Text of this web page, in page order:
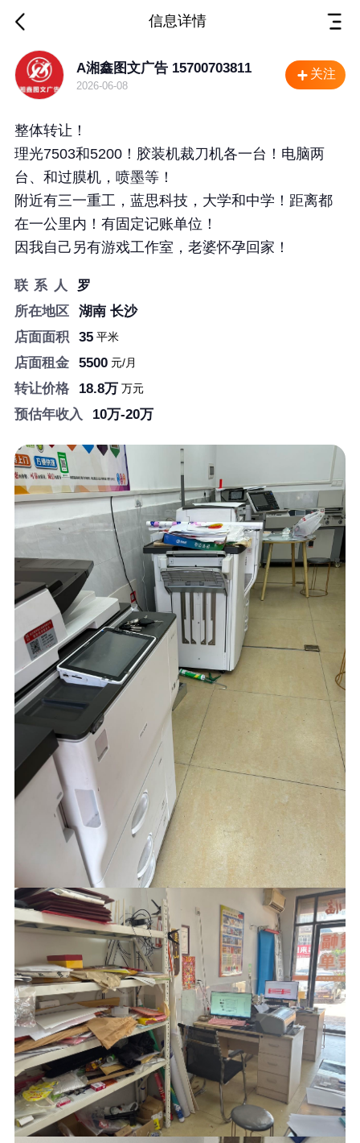
信息详情
湖南 长沙 店面转让
长沙县图文店转让
5500
转让价格 18.8万
预估年收入 10万-20万
洋溪信息港┃文印小镇┃
洋溪人才网┃快印人才网
┃—【官网】
洋溪信息港┃文印小镇┃洋溪人才网┃快印人
才网┃—【官网】
长按识别二维码看详情
A湘鑫图文广告 15700703811
2026-06-08
关注
整体转让！
理光7503和5200！胶装机裁刀机各一台！电脑两
台、和过膜机，喷墨等！
附近有三一重工，蓝思科技，大学和中学！距离都
在一公里内！有固定记账单位！
因我自己另有游戏工作室，老婆怀孕回家！
联 系 人
罗
所在地区
湖南 长沙
店面面积
35平米
店面租金 5500元/月
转让价格 18.8万万元
预估年收入 10万-20万